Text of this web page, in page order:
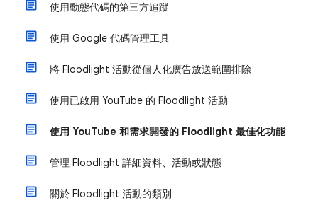
使用動態代碼的第三方追蹤
使用 Google 代碼管理工具
將 Floodlight 活動從個人化廣告放送範圍排除
使用已啟用 YouTube 的 Floodlight 活動
使用 YouTube 和需求開發的 Floodlight 最佳化功能
管理 Floodlight 詳細資料、活動或狀態
關於 Floodlight 活動的類別